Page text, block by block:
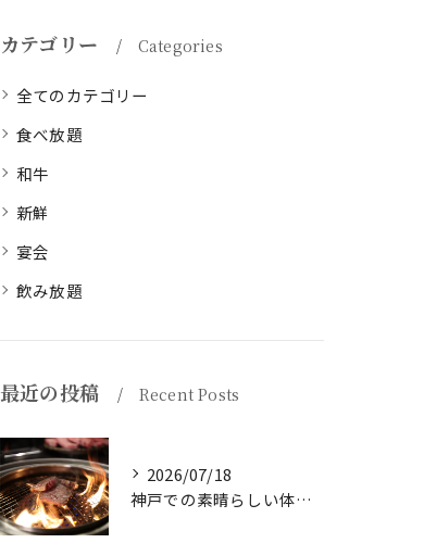
カテゴリー Categories
全てのカテゴリー
食べ放題
和牛
新鮮
宴会
飲み放題
最近の投稿 Recent Posts
2026/07/18
神戸での素晴らしい体験をお探しですか？